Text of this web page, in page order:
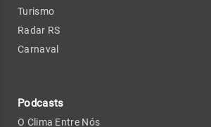
Turismo
Radar RS
Carnaval
Podcasts
O Clima Entre Nós